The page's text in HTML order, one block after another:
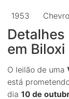
1953
Detalhes
em Biloxi
O leilão de uma
está
dia 10 de